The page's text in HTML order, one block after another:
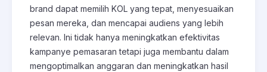
brand dapat memilih KOL yang tepat, menyesuaikan
pesan mereka, dan mencapai audiens yang lebih
relevan. Ini tidak hanya meningkatkan efektivitas
kampanye pemasaran tetapi juga membantu dalam
mengoptimalkan anggaran dan meningkatkan hasil